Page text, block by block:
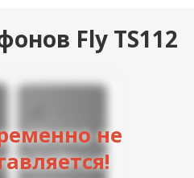
Fly TS112
не